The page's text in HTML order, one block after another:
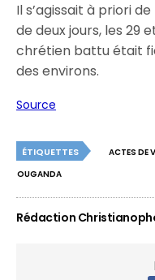
Il s’agissait à priori
de deux jours, les 29
chrétien battu était
des environs.
Source
ÉTIQUETTES
ACTES DE
OUGANDA
Rédaction